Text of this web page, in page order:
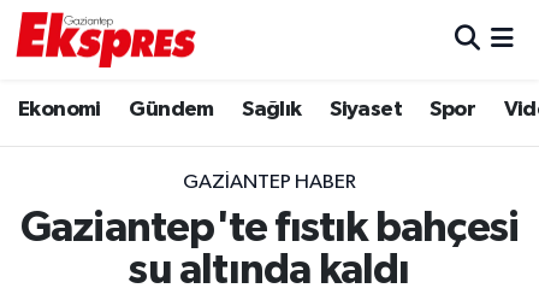
Ekonomi Gündem Sağlık Siyaset Spor
GAZIANTEP HABER
Gaziantep'te fıstık bahçesi
su altında kaldı
Ekonomi
Gaziantep son dakika
Trafik Durumu
Puan Durumu ve Fikstür
Tüm Manşetler